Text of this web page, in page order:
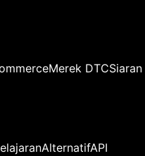
Merek DTCSiaran
AlternatifAPI